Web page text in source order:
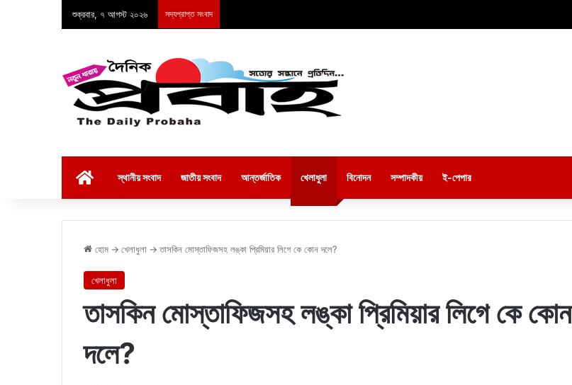
শুক্রবার, ৭ আগস্ট ২০২৬ সদ্যপ্রাপ্ত সংবাদ
স্থানীয় সংবাদ জাতীয় সংবাদ আন্তর্জাতিক খেলাধুলা বিনোদন সম্পাদকীয় ই-পেপার
হোম → খেলাধুলা → তাসকিন মোস্তাফিজসহ লঙ্কা প্রিমিয়ার লিগে কে কোন দলে?
খেলাধুলা
তাসকিন মোস্তাফিজসহ লঙ্কা প্রিমিয়ার লিগে কে কোন
দলে?